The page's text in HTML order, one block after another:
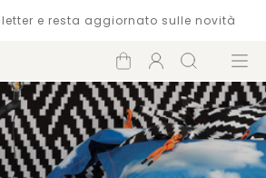
e resta aggiornato sulle novità
Carrello
Account
Cerca Menù